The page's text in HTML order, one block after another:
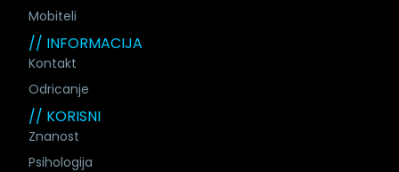
Mobiteli
// INFORMACIJA
Kontakt
Odricanje
// KORISNI
Znanost
Psihologija